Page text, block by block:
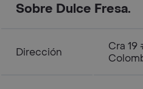
Sobre Dulce Fresa.
Dirección
Cra 19